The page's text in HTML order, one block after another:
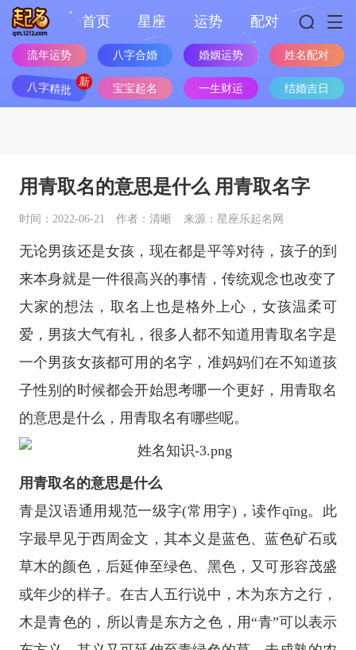
首页 星座 运势 配对
流年运势 八字合婚 婚姻运势 姓名配对
八字精批 宝宝起名 一生财运 结婚吉日
用青取名的意思是什么 用青取名字
时间：2022-06-21 作者：清晰 来源：星座乐起名网
无论男孩还是女孩，现在都是平等对待，孩子的到
来本身就是一件很高兴的事情，传统观念也改变了
大家的想法，取名上也是格外上心，女孩温柔可
爱，男孩大气有礼，很多人都不知道用青取名字是
一个男孩女孩都可用的名字，准妈妈们在不知道孩
子性别的时候都会开始思考哪一个更好，用青取名
的意思是什么，用青取名有哪些呢。
用青取名的意思是什么
青是汉语通用规范一级字(常用字)，读作qīng。此
字最早见于西周金文，其本义是蓝色、蓝色矿石或
草木的颜色，后延伸至绿色、黑色，又可形容茂盛
或年少的样子。在古人五行说中，木为东方之行，
木是青色的，所以青是东方之色，用“青”可以表示